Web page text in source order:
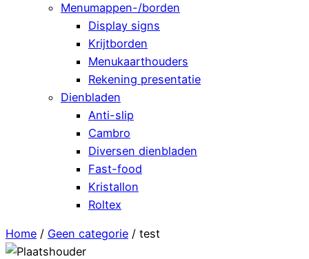
Menumappen-/borden
Display signs
Krijtborden
Menukaarthouders
Rekening presentatie
Dienbladen
Anti-slip
Cambro
Diversen dienbladen
Fast-food
Kristallon
Roltex
Home / Geen categorie / test